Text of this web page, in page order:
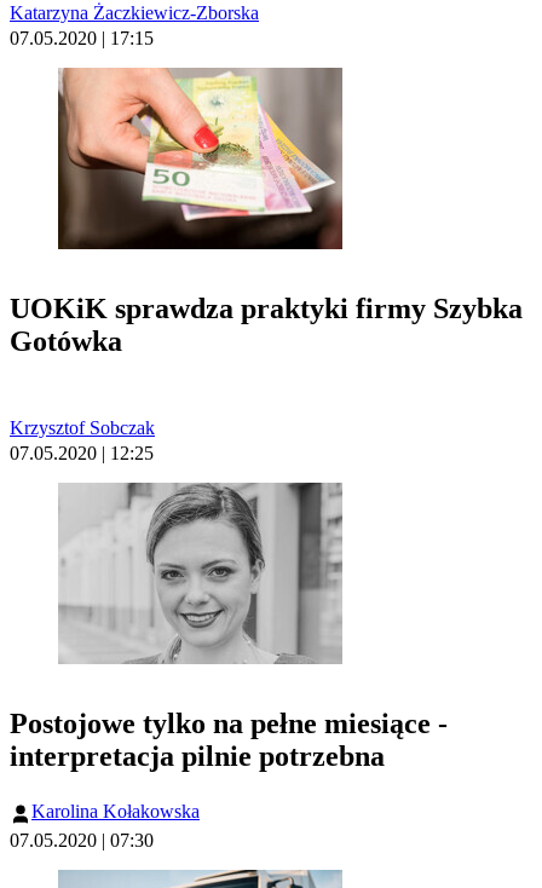
Katarzyna Żaczkiewicz-Zborska
07.05.2020 | 17:15
UOKiK sprawdza praktyki firmy Szybka
Gotówka
Krzysztof Sobczak
07.05.2020 | 12:25
Postojowe tylko na pełne miesiące -
interpretacja pilnie potrzebna
Karolina Kołakowska
07.05.2020 | 07:30